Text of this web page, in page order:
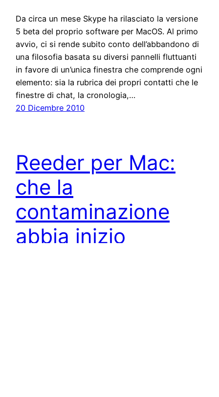
Da circa un mese Skype ha rilasciato la versione
5 beta del proprio software per MacOS. Al primo
avvio, ci si rende subito conto dell’abbandono di
una filosofia basata su diversi pannelli fluttuanti
in favore di un’unica finestra che comprende ogni
elemento: sia la rubrica dei propri contatti che le
finestre di chat, la cronologia,…
20 Dicembre 2010
Reeder per Mac:
che la
contaminazione
abbia inizio